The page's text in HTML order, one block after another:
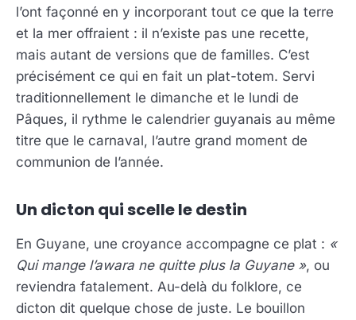
l’ont façonné en y incorporant tout ce que la terre
et la mer offraient : il n’existe pas une recette,
mais autant de versions que de familles. C’est
précisément ce qui en fait un plat-totem. Servi
traditionnellement le dimanche et le lundi de
Pâques, il rythme le calendrier guyanais au même
titre que le carnaval, l’autre grand moment de
communion de l’année.
Un dicton qui scelle le destin
En Guyane, une croyance accompagne ce plat : «
Qui mange l’awara ne quitte plus la Guyane », ou
reviendra fatalement. Au-delà du folklore, ce
dicton dit quelque chose de juste. Le bouillon